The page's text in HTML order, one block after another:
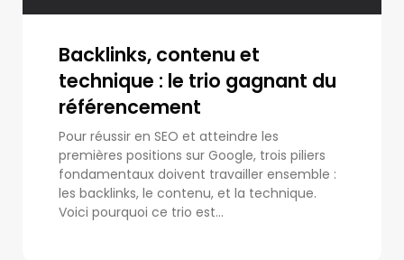
Backlinks, contenu et
technique : le trio gagnant du
référencement
Pour réussir en SEO et atteindre les
premières positions sur Google, trois piliers
fondamentaux doivent travailler ensemble :
les backlinks, le contenu, et la technique.
Voici pourquoi ce trio est...